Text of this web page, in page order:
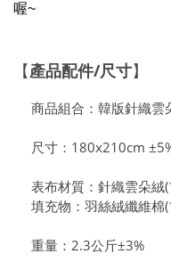
喔~
【 產品配件/尺寸】
商品組合：韓版針織雲
尺寸：180x210cm
表布材質：針織雲朵絨
填充物：羽絲絨纖維棉
重量：2.3公斤±3%